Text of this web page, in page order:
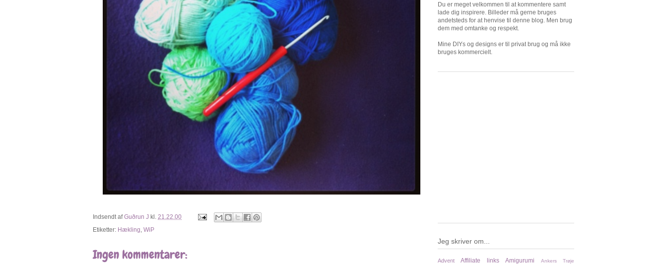
Indsendt afGuðrun J kl. 21.22.00
Etiketter: Hækling WiP
Ingen kommentarer:
Du er meget velkommen til at kommentere samt
lade dig inspirere. Billeder må gerne bruges
andetsteds for at henvise til denne blog. Men brug
dem med omtanke og respekt.
Mine DIYs og designs er til privat brug og må ikke
bruges kommercielt.
Jeg skriver om...
Advent Affiliate links Amigurumi Ankers Trøje